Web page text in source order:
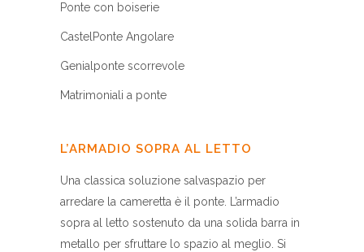
Ponte con boiserie
CastelPonte Angolare
Genialponte scorrevole
Matrimoniali a ponte
L’ARMADIO SOPRA AL LETTO
Una classica soluzione salvaspazio per
arredare la cameretta è il ponte. L’armadio
sopra al letto sostenuto da una solida barra in
metallo per sfruttare lo spazio al meglio. Si